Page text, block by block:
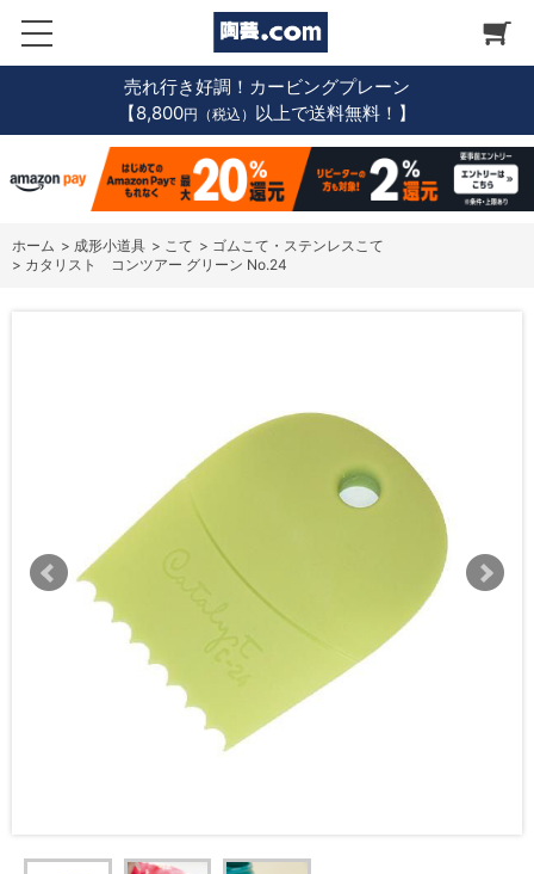
売れ行き好調！カービングプレーン
【8,800円（税込） 以上で送料無料！】
ホーム > 成形小道具 > こて > ゴムこて・ステンレスこて
> カタリスト コンツアー グリーン No.24